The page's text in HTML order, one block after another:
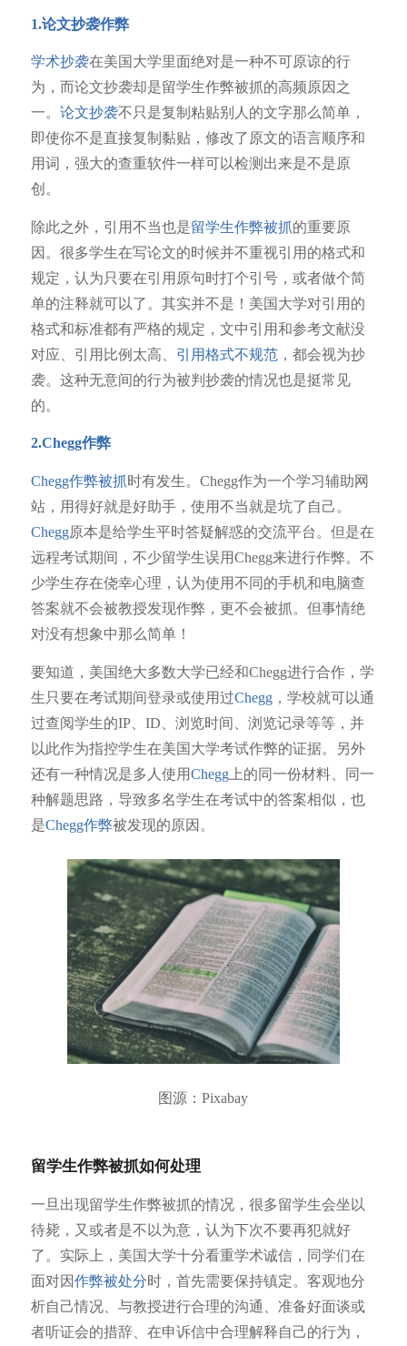
1.论文抄袭作弊
学术抄袭在美国大学里面绝对是一种不可原谅的行
为，而论文抄袭却是留学生作弊被抓的高频原因之
一。 论文抄袭不只是复制粘贴别人的文字那么简单，
即使你不是直接复制黏贴，修改了原文的语言顺序和
用词，强大的查重软件一样可以检测出来是不是原
创。
除此之外，引用不当也是留学生作弊被抓的重要原
因。很多学生在写论文的时候并不重视引用的格式和
规定，认为只要在引用原句时打个引号，或者做个简
单的注释就可以了。其实并不是！美国大学对引用的
格式和标准都有严格的规定，文中引用和参考文献没
对应、引用比例太高、 引用格式不规范，都会视为抄
袭。这种无意间的行为被判抄袭的情况也是挺常见
的。
2.Chegg作弊
Chegg作弊被抓时有发生。Chegg作为一个学习辅助网
站，用得好就是好助手，使用不当就是坑了自己。
Chegg原本是给学生平时答疑解惑的交流平台。但是在
远程考试期间，不少留学生误用Chegg来进行作弊。不
少学生存在侥幸心理，认为使用不同的手机和电脑查
答案就不会被教授发现作弊，更不会被抓。但事情绝
对没有想象中那么简单！
要知道，美国绝大多数大学已经和Chegg进行合作，学
生只要在考试期间登录或使用过Chegg，学校就可以通
过查阅学生的IP、ID、浏览时间、浏览记录等等，并
以此作为指控学生在美国大学考试作弊的证据。另外
还有一种情况是多人使用Chegg上的同一份材料、同一
种解题思路，导致多名学生在考试中的答案相似，也
是Chegg作弊被发现的原因。
图源：Pixabay
留学生作弊被抓如何处理
一旦出现留学生作弊被抓的情况，很多留学生会坐以
待毙，又或者是不以为意，认为下次不要再犯就好
了。实际上，美国大学十分看重学术诚信，同学们在
面对因作弊被处分时，首先需要保持镇定。客观地分
析自己情况、与教授进行合理的沟通、准备好面谈或
者听证会的措辞、在申诉信中合理解释自己的行为，